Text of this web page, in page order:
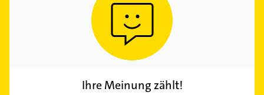
Ihre Meinung zählt!